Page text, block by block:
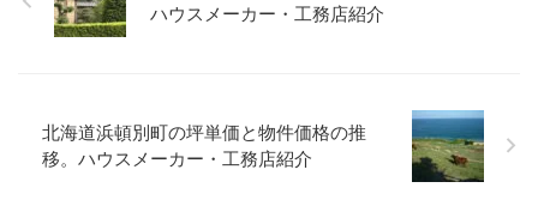
ハウスメーカー・工務店紹介
北海道浜頓別町の坪単価と物件価格の推
移。ハウスメーカー・工務店紹介